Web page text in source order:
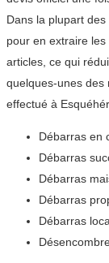
Dans la plupart
pour en extraire
articles, ce qui
quelques-unes des
effectué à
Débarras en
Débarras
Débarras
Débarras
Débarras